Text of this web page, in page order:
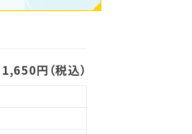
1,650円（税込）